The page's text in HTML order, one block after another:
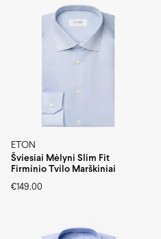
ETON
Šviesiai Mėlyni Slim Fit
Firminio Tvilo Marškiniai
€149.00